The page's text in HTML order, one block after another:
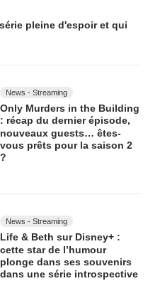
pleine d'espoir et qui
News - Streaming
Only Murders in the Building
: récap du dernier épisode,
nouveaux guests… êtes-
vous prêts pour la saison 2
?
News - Streaming
Life & Beth sur Disney+ :
cette star de l’humour
plonge dans ses souvenirs
dans une série introspective